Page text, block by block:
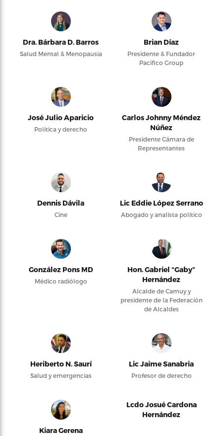
Dra. Bárbara D. Barros
Salud Mental & Menopausia
Brian Díaz
Presidente & Fundador
Pacifico Group
José Julio Aparicio
Política y derecho
Carlos Johnny Méndez
Núñez
Presidente Cámara de
Representantes
Dennis Dávila
Cine
Lic Eddie López Serrano
Abogado y analista político
González Pons MD
Médico radiólogo
Hon. Gabriel “Gaby”
Hernández
Alcalde de Camuy y
presidente de la Federación
de Alcaldes
Heriberto N. Saurí
Salud y emergencias
Lic Jaime Sanabria
Profesor de derecho
Kiara Gerena
Lcdo Josué Cardona
Hernández